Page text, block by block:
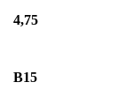
4,75
B15